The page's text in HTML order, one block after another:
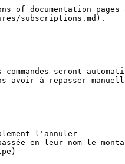
of documentation
subscriptions.md).
seront
à repasser
l'annuler
en leur nom le